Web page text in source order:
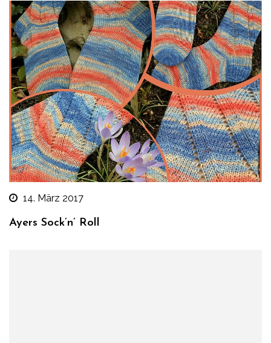
14. März 2017
Ayers Sock’n’ Roll